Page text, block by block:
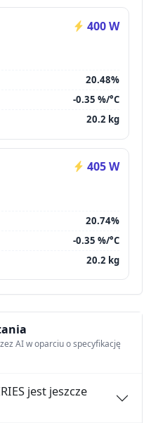
400 W
20.48%
-0.35 %/°C
20.2 kg
405 W
20.74%
-0.35 %/°C
20.2 kg
AI w oparciu o specyfikację
jest jeszcze